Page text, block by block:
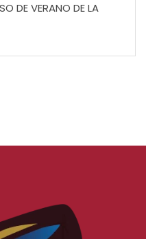
DE VERANO DE LA